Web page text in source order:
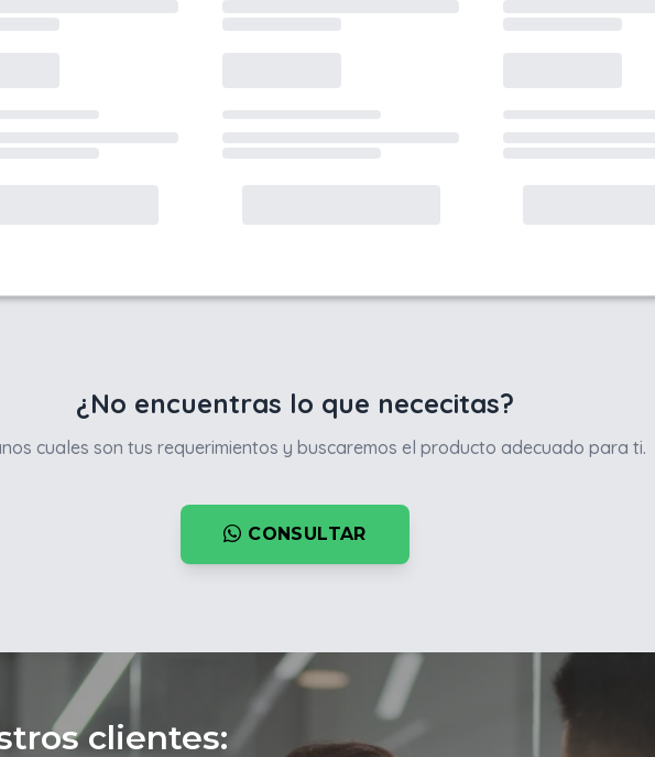
¿No encuentras lo que nececitas?
cuales son tus requerimientos y buscaremos el producto adecuado para ti.
CONSULTAR
clientes: